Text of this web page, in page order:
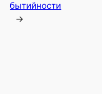
бытийности
→